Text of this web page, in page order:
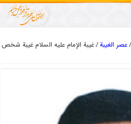
/عصر الغیبة/غيبة الإمام عليه السلام غيبة شخص